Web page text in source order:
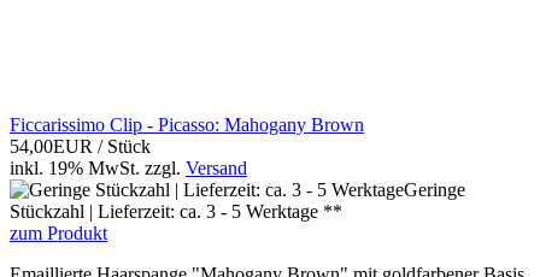
Ficcarissimo Clip - Picasso: Mahogany Brown
54,00EUR / Stück
inkl. 19% MwSt. zzgl. Versand
Geringe
Stückzahl | Lieferzeit: ca. 3 - 5 Werktage **
zum Produkt